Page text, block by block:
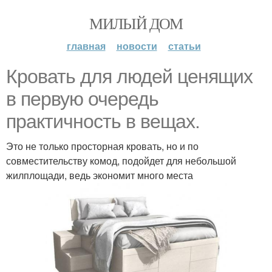
МИЛЫЙ ДОМ
главная новости статьи
Кровать для людей ценящих
в первую очередь
практичность в вещах.
Это не только просторная кровать, но и по
совместительству комод, подойдет для небольшой
жилплощади, ведь экономит много места